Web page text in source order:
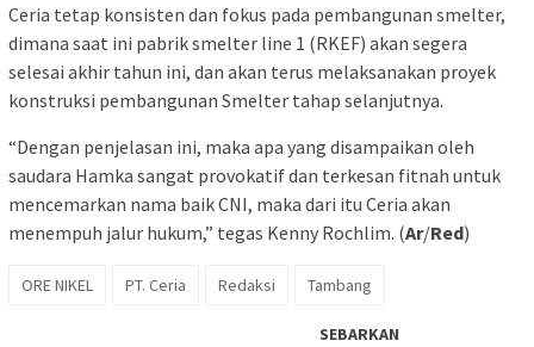
Ceria tetap konsisten dan fokus pada pembangunan smelter,
dimana saat ini pabrik smelter line 1 (RKEF) akan segera
selesai akhir tahun ini, dan akan terus melaksanakan proyek
konstruksi pembangunan Smelter tahap selanjutnya.
“Dengan penjelasan ini, maka apa yang disampaikan oleh
saudara Hamka sangat provokatif dan terkesan fitnah untuk
mencemarkan nama baik CNI, maka dari itu Ceria akan
menempuh jalur hukum,” tegas Kenny Rochlim. (Ar/Red)
ORE NIKEL PT. Ceria Redaksi Tambang
SEBARKAN